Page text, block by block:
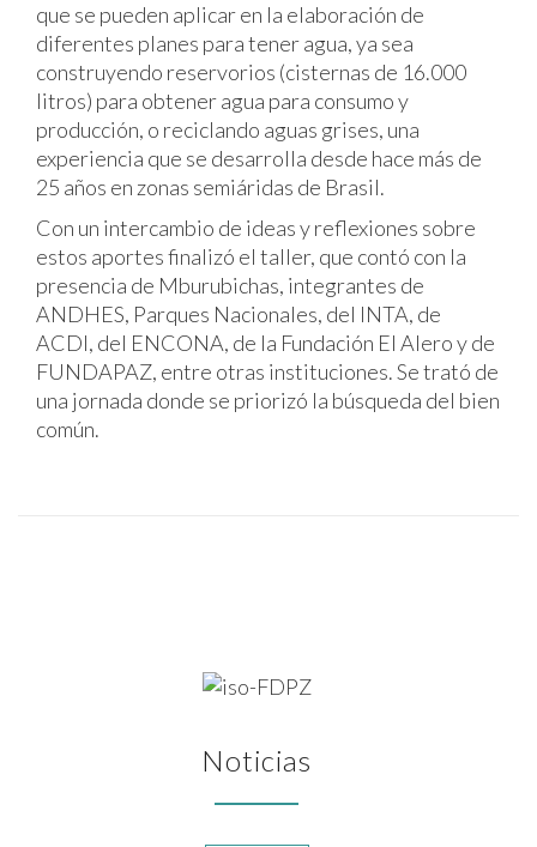
que se pueden aplicar en la elaboración de
diferentes planes para tener agua, ya sea
construyendo reservorios (cisternas de 16.000
litros) para obtener agua para consumo y
producción, o reciclando aguas grises, una
experiencia que se desarrolla desde hace más de
25 años en zonas semiáridas de Brasil.
Con un intercambio de ideas y reflexiones sobre
estos aportes finalizó el taller, que contó con la
presencia de Mburubichas, integrantes de
ANDHES, Parques Nacionales, del INTA, de
ACDI, del ENCONA, de la Fundación El Alero y de
FUNDAPAZ, entre otras instituciones. Se trató de
una jornada donde se priorizó la búsqueda del bien
común.
Noticias